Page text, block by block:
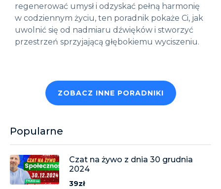
regenerować umysł i odzyskać pełną harmonię
w codziennym życiu, ten poradnik pokaże Ci, jak
uwolnić się od nadmiaru dźwięków i stworzyć
przestrzeń sprzyjającą głębokiemu wyciszeniu.
ZOBACZ INNE PORADNIKI
Popularne
Czat na żywo z dnia 30 grudnia
2024
39zł